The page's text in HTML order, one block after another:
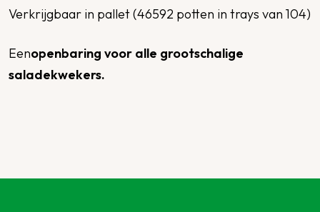
Verkrijgbaar in pallet (46592 potten in trays van 104)
Eenopenbaring voor alle grootschalige
saladekwekers.